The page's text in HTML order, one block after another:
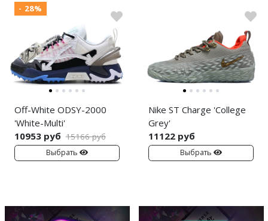
- 28%
Off-White ODSY-2000
'White-Multi'
10953 руб 15166 руб
Выбрать
Nike ST Charge 'College
Grey'
11122 руб
Выбрать